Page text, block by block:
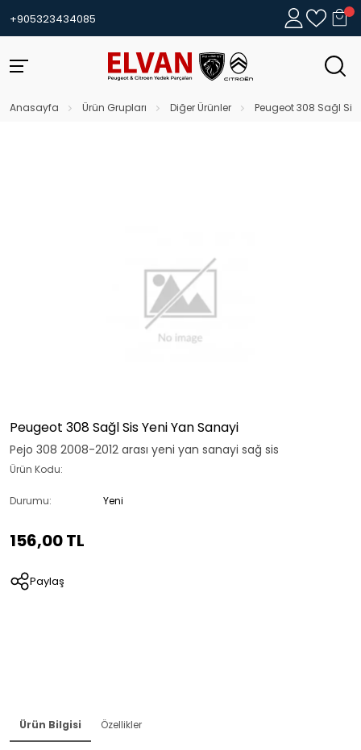
+905323434085
Anasayfa Ürün Grupları Diğer Ürünler Peugeot 308 Sağl
Peugeot 308 Sağl Sis Yeni Yan Sanayi
Pejo 308 2008-2012 arası yeni yan sanayi sağ sis
Ürün Kodu:
Durumu: Yeni
156,00 TL
Paylaş
Ürün Bilgisi Özellikler